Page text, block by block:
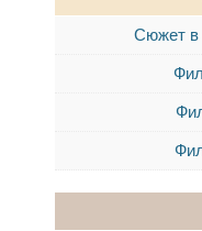
Сюжет в